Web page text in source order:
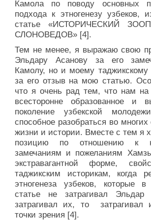
Камола по поводу основных
подхода к этногенезу узбеков,
статье «ИСТОРИЧЕСКИЙ
СЛОНОВЕДОВ» [4].
Тем не менее, я выражаю свою
Эльдару Асанову за его
Камолу, но и моему
за его отзыв на мою статью.
что я очень рад тем, что нам на
всесторонне образованное и
поколение узбекской
способное разобраться во
жизни и истории. Вместе с тем я
позицию по отношению к
замечаниям и пожеланиям
экстравагантной форме,
таджикским историкам, когда
этногенеза узбеков, которые
статье не затрагивал
затрагивал их, то затрагивал
точки зрения [4].